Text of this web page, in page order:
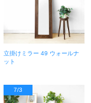
立掛けミラー 49 ウォールナ
ット
7/3